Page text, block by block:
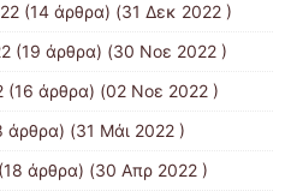
(14 άρθρα) (31 Δεκ 2022 )
(19 άρθρα) (30 Νοε 2022 )
(16 άρθρα) (02 Νοε 2022 )
άρθρα) (31 Μάι 2022 )
(18 άρθρα) (30 Απρ 2022 )